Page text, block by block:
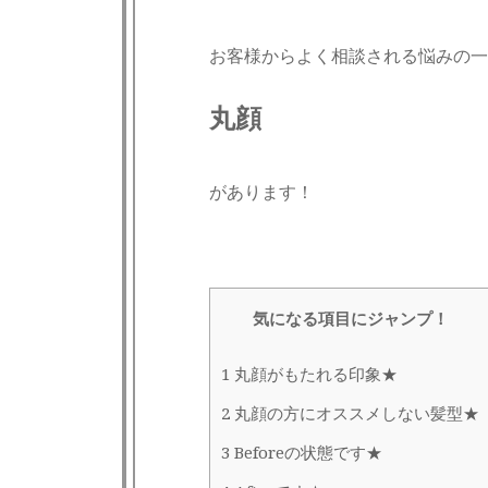
お客様からよく相談される悩みの
丸顔
があります！
気になる項目にジャンプ！
1 丸顔がもたれる印象★
2 丸顔の方にオススメしない髪型★
3 Beforeの状態です★